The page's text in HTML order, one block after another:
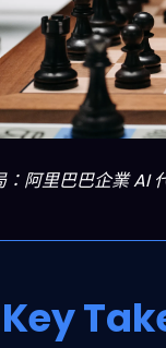
阿里巴巴企業 AI
Key